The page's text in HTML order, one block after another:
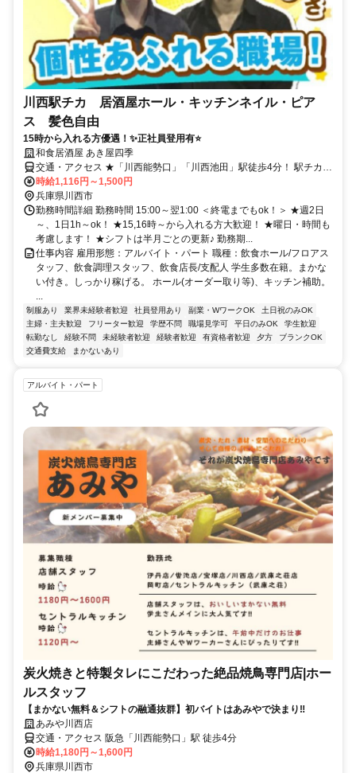
川西駅チカ 居酒屋ホール・キッチンネイル・ピア
ス 髪色自由
15時から入れる方優遇！✨正社員登用有⭐
和食居酒屋 あき屋四季
交通・アクセス ★「川西能勢口」「川西池田」駅徒歩4分！ 駅チカで
通勤もラクラク！
時給1,116円～1,500円
兵庫県川西市
勤務時間詳細 勤務時間 15:00～翌1:00 ＜終電までもok！＞ ★週2日
～、1日1h～ok！ ★15,16時～から入れる方大歓迎！ ★曜日・時間も
考慮します！ ★シフトは半月ごとの更新♪ 勤務期...
仕事内容 雇用形態：アルバイト・パート 職種：飲食ホール/フロアス
タッフ、飲食調理スタッフ、飲食店長/支配人 学生多数在籍。まかな
い付き。しっかり稼げる。 ホール(オーダー取り等)、キッチン補助。
...
制服あり 業界未経験者歓迎 社員登用あり 副業・WワークOK
土日祝のみOK
主婦・主夫歓迎
フリーター歓迎 学歴不問 職場見学可 平日のみOK
学生歓迎
転勤なし
経験不問 未経験者歓迎 経験者歓迎 有資格者歓迎 夕方
ブランクOK
交通費支給
まかないあり
アルバイト・パート
炭火焼きと特製タレにこだわった絶品焼鳥専門店|ホー
ルスタッフ
【まかない無料＆シフトの融通抜群】初バイトはあみやで決まり‼
あみや川西店
交通・アクセス 阪急「川西能勢口」駅 徒歩4分
時給1,180円～1,600円
兵庫県川西市